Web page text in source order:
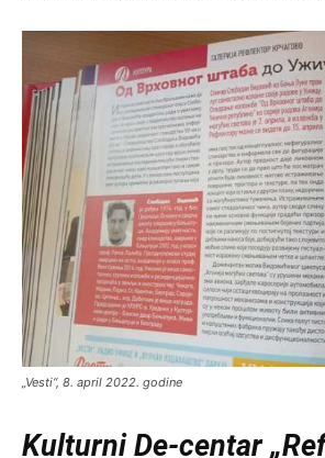
„Vesti“, 8. april 2022. godine
Kulturni De-centar